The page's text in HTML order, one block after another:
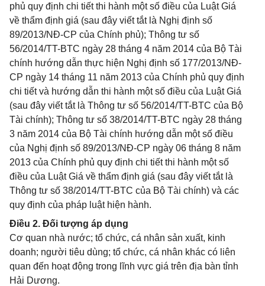
phủ quy định chi tiết thi hành một số điều của Luật Giá
về thẩm định giá (sau đây viết tắt là Nghị định số
89/2013/NĐ-CP của Chính phủ); Thông tư số
56/2014/TT-BTC ngày 28 tháng 4 năm 2014 của Bộ Tài
chính hướng dẫn thực hiện Nghị định số 177/2013/NĐ-
CP ngày 14 tháng 11 năm 2013 của Chính phủ quy định
chi tiết và hướng dẫn thi hành một số điều của Luật Giá
(sau đây viết tắt là Thông tư số 56/2014/TT-BTC của Bộ
Tài chính); Thông tư số 38/2014/TT-BTC ngày 28 tháng
3 năm 2014 của Bộ Tài chính hướng dẫn một số điều
của Nghị định số 89/2013/NĐ-CP ngày 06 tháng 8 năm
2013 của Chính phủ quy định chi tiết thi hành một số
điều của Luật Giá về thẩm định giá (sau đây viết tắt là
Thông tư số 38/2014/TT-BTC của Bộ Tài chính) và các
quy định của pháp luật hiện hành.
Điều 2. Đối tượng áp dụng
Cơ quan nhà nước; tổ chức, cá nhân sản xuất, kinh
doanh; người tiêu dùng; tổ chức, cá nhân khác có liên
quan đến hoạt động trong lĩnh vực giá trên địa bàn tỉnh
Hải Dương.